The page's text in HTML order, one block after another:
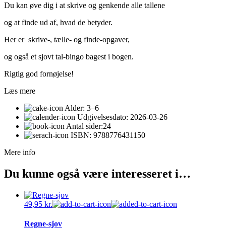
Du kan øve dig i at skrive og genkende alle tallene
og at finde ud af, hvad de betyder.
Her er skrive-, tælle- og finde-opgaver,
og også et sjovt tal-bingo bagest i bogen.
Rigtig god fornøjelse!
Læs mere
Alder: 3–6
Udgivelsesdato: 2026-03-26
Antal sider:24
ISBN: 9788776431150
Mere info
Du kunne også være interesseret i…
49,95 kr.
Regne-sjov